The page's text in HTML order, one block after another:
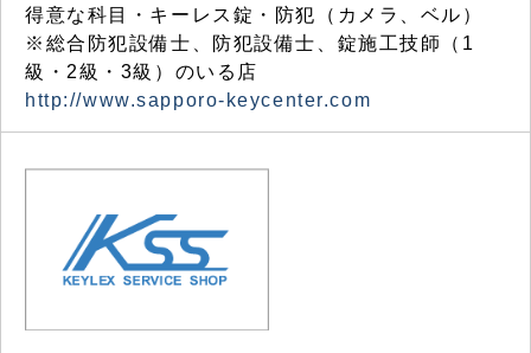
得意な科目・キーレス錠・防犯（カメラ、ベル）
※総合防犯設備士、防犯設備士、錠施工技師（1
級・2級・3級）のいる店
http://www.sapporo-keycenter.com